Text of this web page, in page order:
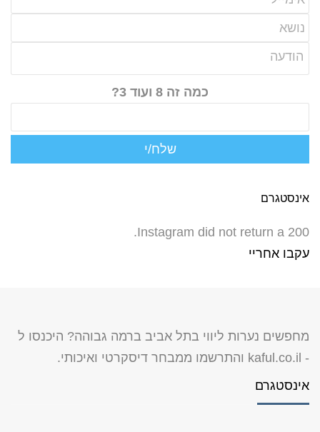
כמה זה 8 ועוד 3?
אינסטגרם
Instagram did not return a 200.
עקבו אחריי
מחפשים נערות ליווי בתל אביב ברמה גבוהה? היכנסו ל
-
kaful.co.il והתרשמו ממבחר דיסקרטי ואיכותי.
אינסטגרם